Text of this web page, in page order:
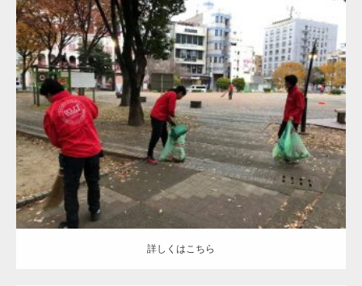
更新日2020.01.4
カテゴリー池田公園清掃キャッチアップ
詳しくはこちら
詳しくはこちら